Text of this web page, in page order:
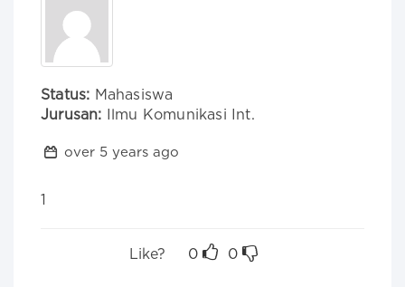
Status: Mahasiswa
Jurusan: Ilmu Komunikasi Int.
over 5 years ago
1
Like? 0 0